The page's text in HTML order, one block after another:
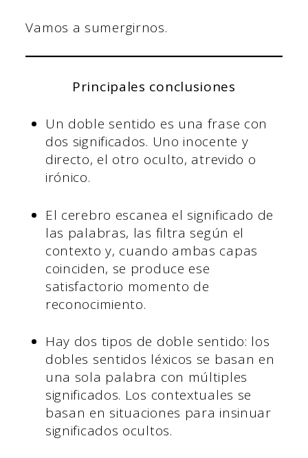
Vamos a sumergirnos.
Principales conclusiones
Un doble sentido es una frase con
dos significados. Uno inocente y
directo, el otro oculto, atrevido o
irónico.
El cerebro escanea el significado de
las palabras, las filtra según el
contexto y, cuando ambas capas
coinciden, se produce ese
satisfactorio momento de
reconocimiento.
Hay dos tipos de doble sentido: los
dobles sentidos léxicos se basan en
una sola palabra con múltiples
significados. Los contextuales se
basan en situaciones para insinuar
significados ocultos.